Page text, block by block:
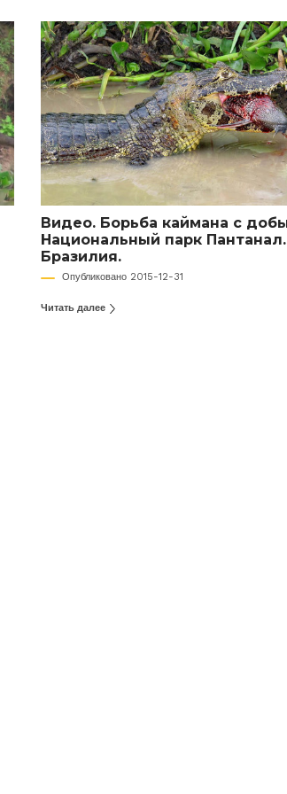
Видео. Борьба каймана с
Национальный парк Пантанал.
Бразилия.
Опубликовано 2015-12-31
Читать далее